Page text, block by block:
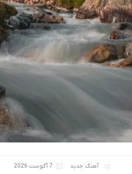
آهنگ جدید 7 آگوست 2026